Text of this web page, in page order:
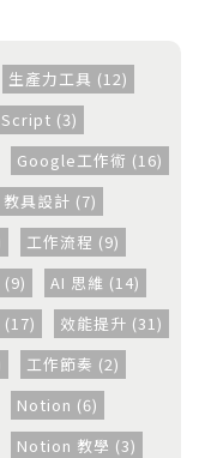
生產力工具 (12)
(3)
Google工作術 (16)
教具設計 (7)
工作流程 (9)
AI 思維 (14)
(17)
效能提升 (31)
工作節奏 (2)
Notion (6)
Notion 教學 (3)